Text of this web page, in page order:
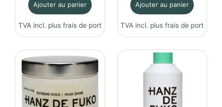
Ajouter au panier
TVA incl. plus frais de port
Ajouter au panier
TVA incl. plusfrais de port